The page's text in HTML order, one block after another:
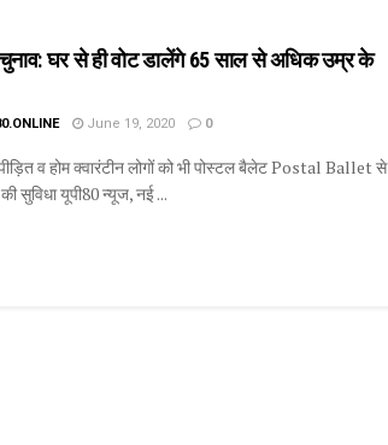
चुनाव: घर से ही वोट डालेंगे 65 साल से अधिक उम्र के
June 19, 2020 0
पीड़ित व होम क्वारंटीन लोगों को भी पोस्टल बैलेट Postal Ballet से
सुविधा यूपी80 न्यूज, नई ...